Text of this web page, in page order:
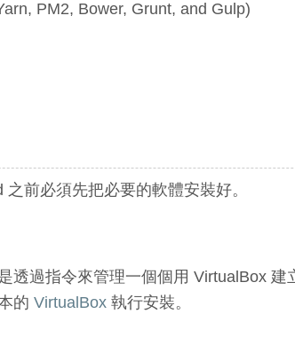
PM2, Bower, Grunt, and Gulp)
前必須先把必要的軟體安裝好。
透過指令來管理一個個用 VirtualBox 建
的VirtualBox 執行安裝。